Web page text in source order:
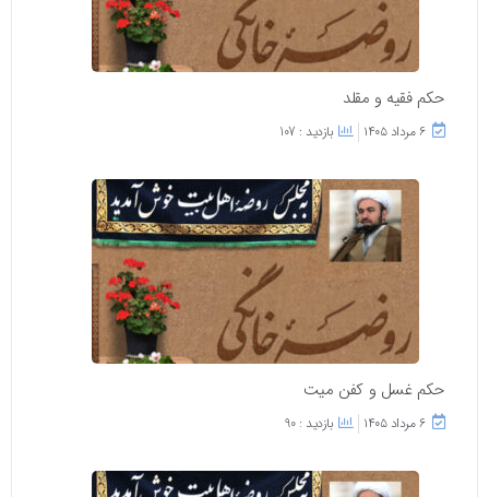
حکم فقیه و مقلد
۶ مرداد ۱۴۰۵ بازدید : 107
حکم غسل و کفن میت
۶ مرداد ۱۴۰۵ بازدید : 90